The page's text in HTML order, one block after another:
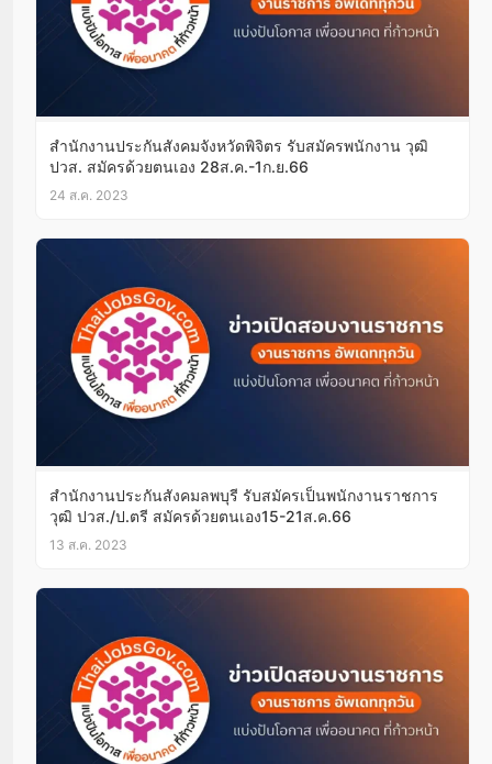
สำนักงานประกันสังคมจังหวัดพิจิตร รับสมัครพนักงาน วุฒิ
ปวส. สมัครด้วยตนเอง 28ส.ค.-1ก.ย.66
24 ส.ค. 2023
สำนักงานประกันสังคมลพบุรี รับสมัครเป็นพนักงานราชการ
วุฒิ ปวส./ป.ตรี สมัครด้วยตนเอง15-21ส.ค.66
13 ส.ค. 2023